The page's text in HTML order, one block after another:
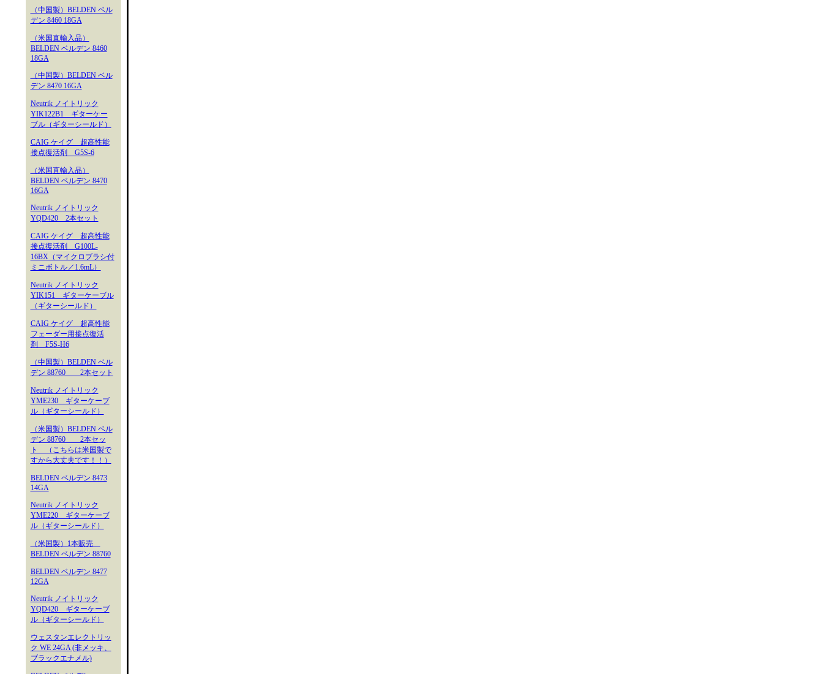
（中国製）BELDEN ベル
デン 8460 18GA
（米国直輸入品）
BELDEN ベルデン 8460
18GA
（中国製）BELDEN ベル
デン 8470 16GA
Neutrik ノイトリック
YIK122B1 ギターケー
ブル（ギターシールド）
CAIG ケイグ 超高性能
接点復活剤 G5S-6
（米国直輸入品）
BELDEN ベルデン 8470
16GA
Neutrik ノイトリック
YQD420 2本セット
CAIG ケイグ 超高性能
接点復活剤 G100L-
16BX（マイクロブラシ付
ミニボトル／1.6mL）
Neutrik ノイトリック
YIK151 ギターケーブル
（ギターシールド）
CAIG ケイグ 超高性能
フェーダー用接点復活
剤 F5S-H6
（中国製）BELDEN ベル
デン 88760 2本セット
Neutrik ノイトリック
YME230 ギターケーブ
ル（ギターシールド）
（米国製）BELDEN ベル
デン 88760 2本セッ
ト （こちらは米国製で
すから大丈夫です！！）
BELDEN ベルデン 8473
14GA
Neutrik ノイトリック
YME220 ギターケーブ
ル（ギターシールド）
（米国製）1本販売
BELDEN ベルデン 88760
BELDEN ベルデン 8477
12GA
Neutrik ノイトリック
YQD420 ギターケーブ
ル（ギターシールド）
ウェスタンエレクトリッ
ク WE 24GA (非メッキ、
ブラックエナメル)